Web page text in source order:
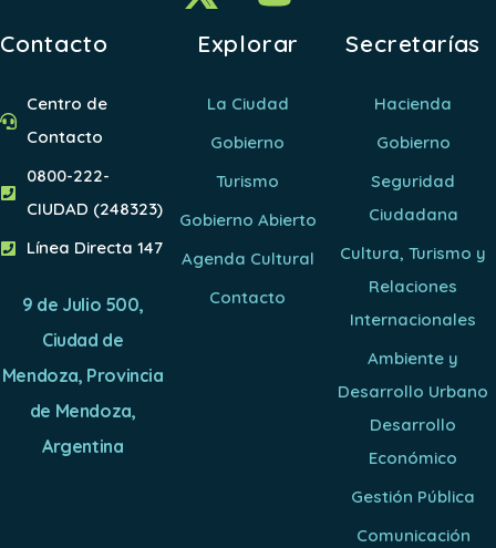
Contacto
Centro de
Contacto
0800-222-
CIUDAD (248323)
Línea Directa 147
9 de Julio 500,
Ciudad de
Mendoza, Provincia
de Mendoza,
Argentina
Explorar
La Ciudad
Gobierno
Turismo
Gobierno Abierto
Agenda Cultural
Contacto
Secretarías
Hacienda
Gobierno
Seguridad
Ciudadana
Cultura, Turismo y
Relaciones
Internacionales
Ambiente y
Desarrollo Urbano
Desarrollo
Económico
Gestión Pública
Comunicación